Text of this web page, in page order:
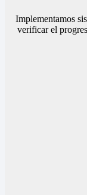
Implementamos
verificar el